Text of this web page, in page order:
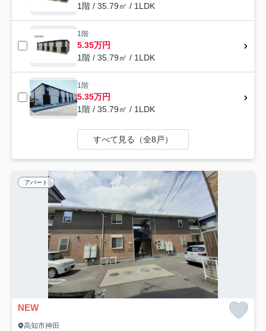
1階 / 35.79㎡ / 1LDK
1階
5.35万円
1階 / 35.79㎡ / 1LDK
1階
5.35万円
1階 / 35.79㎡ / 1LDK
すべて見る（全8戸）
アパート
NEW
高知市神田